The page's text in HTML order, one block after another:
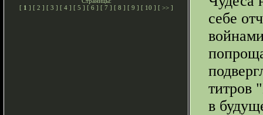
[ 1 ] [ 2 ] [ 3 ] [ 4 ] [ 5 ] [ 6 ] [ 7 ] [ 8 ] [ 9 ] [ 10 ] [ >> ]
себе
титров
в